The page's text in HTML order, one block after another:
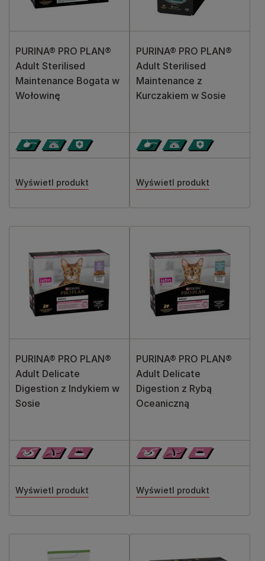
PURINA® PRO PLAN®
Adult Sterilised
Maintenance Bogata w
Wołowinę
Wyświetl produkt
PURINA® PRO PLAN®
Adult Sterilised
Maintenance z
Kurczakiem w Sosie
Wyświetl produkt
PURINA® PRO PLAN®
Adult Delicate
Digestion z Indykiem w
Sosie
Wyświetl produkt
PURINA® PRO PLAN®
Adult Delicate
Digestion z Rybą
Oceaniczną
Wyświetl produkt